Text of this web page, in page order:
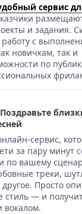
сервис
и задания.
с
новичкам, так и
по
сервис,
за пару минут
по вашему
треки,
Просто
стиль — и
вокалом.